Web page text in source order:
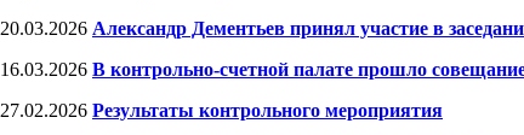
20.03.2026 Александр Дементьев принял участие в
16.03.2026 В контрольно-счетной палате прошло
27.02.2026 Результаты контрольного мероприятия